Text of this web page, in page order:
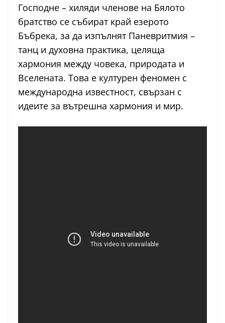
Господне – хиляди членове на Бялото
братство се събират край езерото
Бъбрека, за да изпълнят Паневритмия –
танц и духовна практика, целяща
хармония между човека, природата и
Вселената. Това е културен феномен с
международна известност, свързан с
идеите за вътрешна хармония и мир.